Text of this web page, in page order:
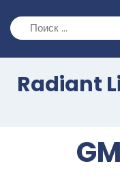
содержимому
Radiant